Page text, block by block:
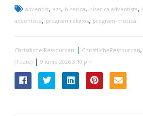
adventist, azs, biserica, biserica adventista,
adventiste, program religios, program-muzical
Christliche Ressourcen | ChristlicheRessourcen,
(Toate) | 9 iunie 2026 3:10 pm